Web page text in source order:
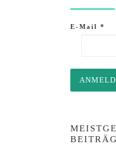
E-Mail *